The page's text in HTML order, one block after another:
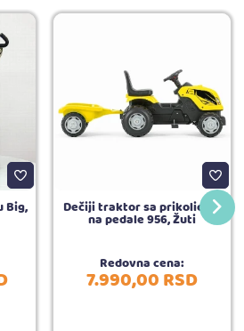
Big, Dečiji traktor sa prikolicom
na pedale 956, Žuti
Redovna cena:
7.990,00RSD